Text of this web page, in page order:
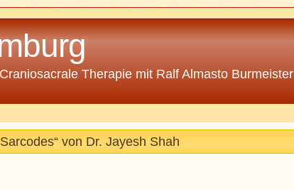
Therapie mit Ralf Almasto Burmeister
von Dr. Jayesh Shah